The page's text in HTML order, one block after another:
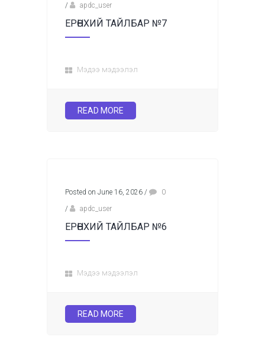
/
apdc_user
ЕРӨНХИЙ ТАЙЛБАР №7
Мэдээ мэдээлэл
READ MORE
Posted on June 16, 2026 /
0
/
apdc_user
ЕРӨНХИЙ ТАЙЛБАР №6
Мэдээ мэдээлэл
READ MORE